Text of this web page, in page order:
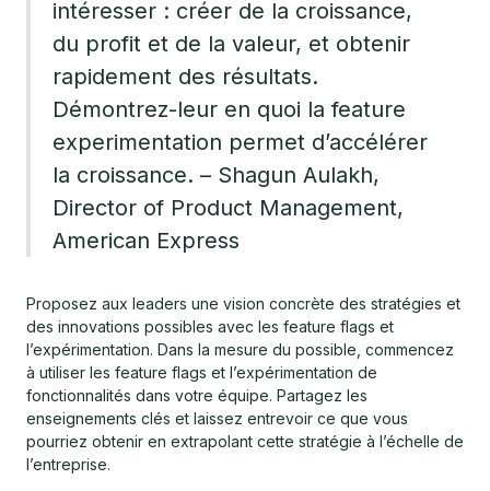
intéresser : créer de la croissance,
du profit et de la valeur, et obtenir
rapidement des résultats.
Démontrez-leur en quoi la feature
experimentation permet d’accélérer
la croissance. – Shagun Aulakh,
Director of Product Management,
American Express
Proposez aux leaders une vision concrète des stratégies et
des innovations possibles avec les feature flags et
l’expérimentation. Dans la mesure du possible, commencez
à utiliser les feature flags et l’expérimentation de
fonctionnalités dans votre équipe. Partagez les
enseignements clés et laissez entrevoir ce que vous
pourriez obtenir en extrapolant cette stratégie à l’échelle de
l’entreprise.